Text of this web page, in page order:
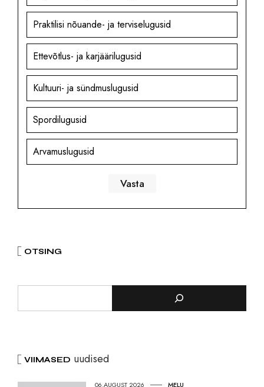
Praktilisi nõuande- ja terviselugusid
Ettevõtlus- ja karjäärilugusid
Kultuuri- ja sündmuslugusid
Spordilugusid
Arvamuslugusid
OTSING
VIIMASED uudised
06.AUGUST 2026 MELU